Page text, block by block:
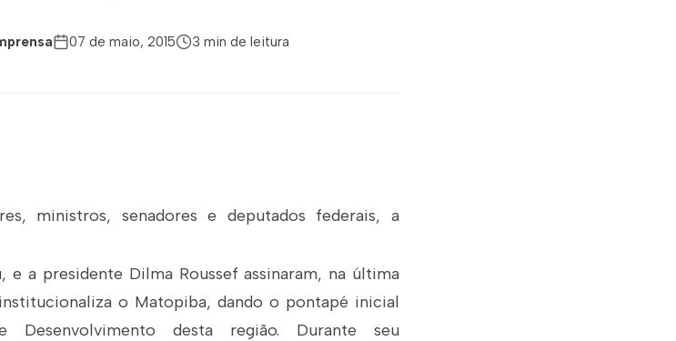
07 de maio, 2015 3 min de leitura
ministros, senadores e deputados federais, a
e a presidente Dilma Roussef assinaram, na última
o Matopiba, dando o pontapé inicial
desta região. Durante seu